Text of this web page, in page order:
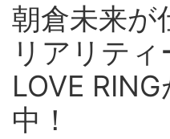
朝倉未来が
リアリティ
LOVE
中！